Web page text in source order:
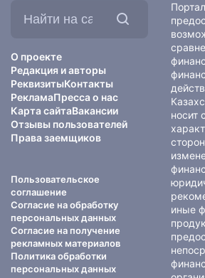
О проекте
Редакция и авторы
РеквизитыКонтакты
РекламаПресса о нас
Карта сайтаВакансии
Отзывы пользователей
Права заемщиков
Пользовательское
соглашение
Согласие на обработку
персональных данных
Согласие на получение
рекламных материалов
Политика обработки
персональных данных
носит
иные